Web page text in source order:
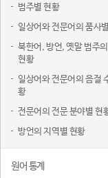
범주별 현황
일상어와 전문어의 품사
북한어, 방언, 옛말 범주
현황
일상어와 전문어의 음절
황
전문어의 전문 분야별 현
방언의 지역별 현황
원어 통계